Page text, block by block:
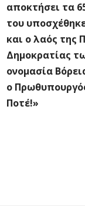
αποκτήσει τα
του
και ο λαός της
Δημοκρατίας
ονομασία
ο
Ποτέ!»